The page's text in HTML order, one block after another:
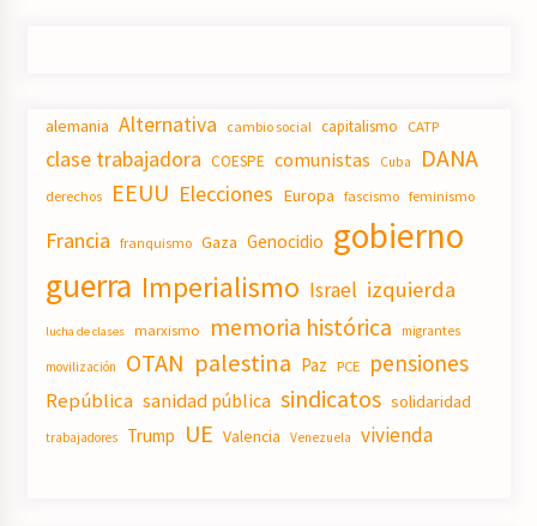
alemania Alternativa cambio social capitalismo CATP
clase trabajadora COESPE comunistas Cuba DANA
derechos EEUU Elecciones Europa fascismo feminismo
Francia franquismo Gaza Genocidio gobierno
guerra Imperialismo Israel izquierda
lucha de clases marxismo memoria histórica migrantes
movilización OTAN palestina Paz PCE pensiones
República sanidad pública sindicatos solidaridad
trabajadores Trump UE Valencia Venezuela vivienda